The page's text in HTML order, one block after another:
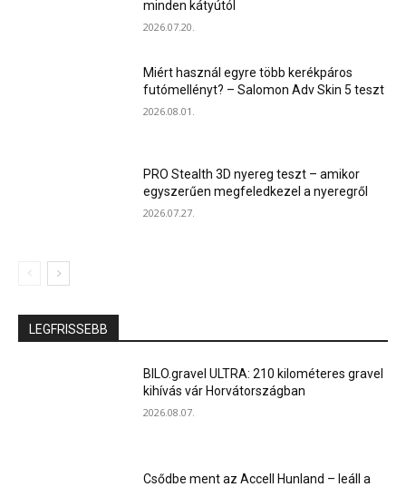
minden kátyútól
2026.07.20.
Miért használ egyre több kerékpáros
futómellényt? – Salomon Adv Skin 5 teszt
2026.08.01.
PRO Stealth 3D nyereg teszt – amikor
egyszerűen megfeledkezel a nyeregről
2026.07.27.
LEGFRISSEBB
BILO.gravel ULTRA: 210 kilométeres gravel
kihívás vár Horvátországban
2026.08.07.
Csődbe ment az Accell Hunland – leáll a